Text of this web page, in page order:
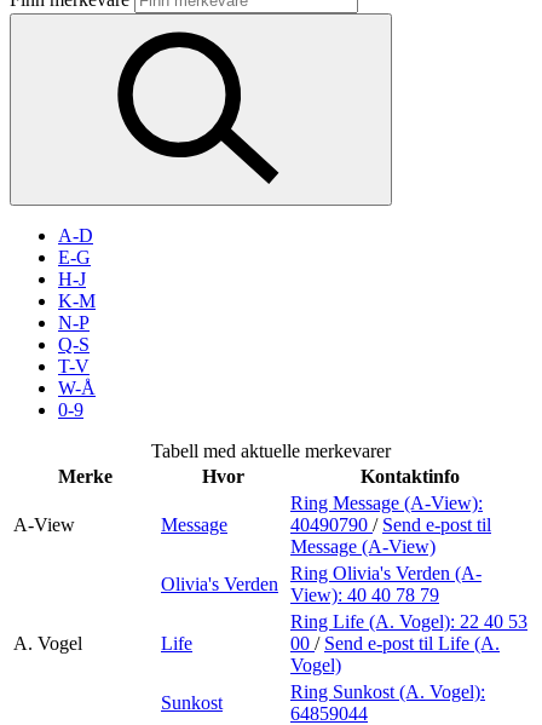
Mat og drikke
Aktiviteter
Inspirasjon
Søk
Praktisk informasjon
Ledige stillinger
Personal Shopper
A-D
E-G
H-J
K-M
N-P
Q-S
T-V
W-Å
0-9
Tabell med aktuelle merkevarer
Merke
Hvor Kontaktinfo
A-View Message
Ring Message (A-View):
40490790 / Send e-post til
Message (A-View)
Olivia's Verden
Ring Olivia's Verden (A-
View): 40 40 78 79
A. Vogel Life
Ring Life (A. Vogel): 22 40 53
00 / Send e-post til Life (A.
Vogel)
Sunkost
Ring Sunkost (A. Vogel):
64859044